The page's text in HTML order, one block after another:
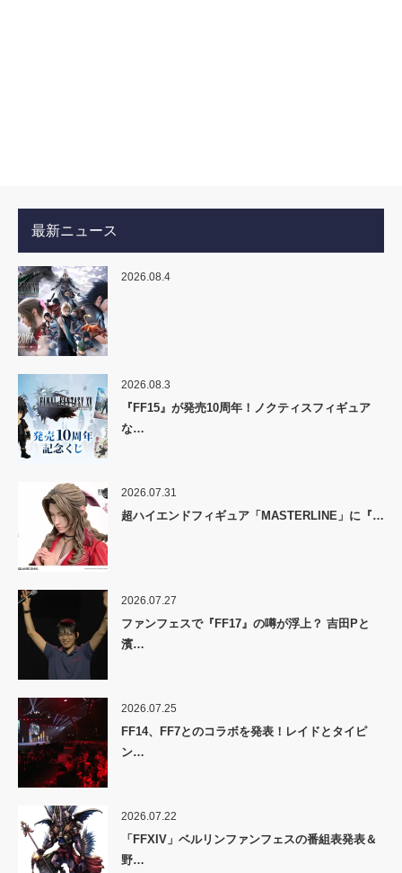
最新ニュース
2026.08.4
2026.08.3
『FF15』が発売10周年！ノクティスフィギュア
な…
2026.07.31
超ハイエンドフィギュア「MASTERLINE」に『…
2026.07.27
ファンフェスで『FF17』の噂が浮上？ 吉田Pと
濱…
2026.07.25
FF14、FF7とのコラボを発表！レイドとタイピ
ン…
2026.07.22
「FFXIV」ベルリンファンフェスの番組表発表＆
野…